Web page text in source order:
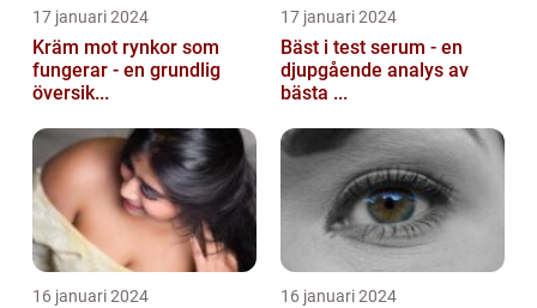
17 januari 2024
Kräm mot rynkor som
fungerar - en grundlig
översik...
17 januari 2024
Bäst i test serum - en
djupgående analys av
bästa ...
16 januari 2024 16 januari 2024